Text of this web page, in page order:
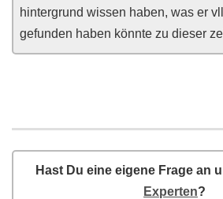
hintergrund wissen haben, was er
gefunden haben könnte zu dieser
Hast Du eine eigene Frage an
Experten?